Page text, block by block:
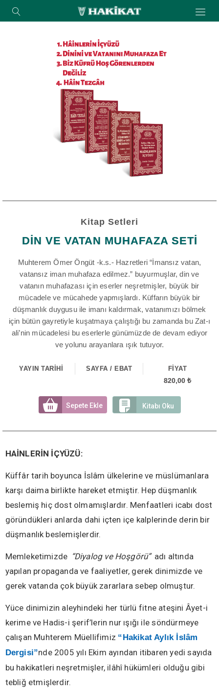
Kitap Setleri
DİN VE VATAN MUHAFAZA SETİ
Muhterem Ömer Öngüt -k.s.- Hazretleri “İmansız vatan,
vatansız iman muhafaza edilmez.” buyurmuşlar, din ve
vatanın muhafazası için eserler neşretmişler, büyük bir
mücadele ve mücahede yapmışlardı. Küffarın büyük bir
düşmanlık duygusu ile imanı kaldırmak, vatanımızı bölmek
için bütün gayretiyle kuşatmaya çalıştığı bu zamanda bu Zat-ı
ali’nin mücadelesi bu eserlerle günümüzde de devam ediyor
ve yolunu arayanlara ışık tutuyor.
YAYIN TARİHİ SAYFA / EBAT FİYAT
820,00 ₺
Sepete Ekle Kitabı Oku
HAİNLERİN İÇYÜZÜ:
Küffâr tarih boyunca İslâm ülkelerine ve müslümanlara
karşı daima birlikte hareket etmiştir. Hep düşmanlık
beslemiş hiç dost olmamışlardır. Menfaatleri icabı dost
göründükleri anlarda dahi içten içe kalplerinde derin bir
düşmanlık beslemişlerdir.
Memleketimizde “Diyalog ve Hoşgörü” adı altında
yapılan propaganda ve faaliyetler, gerek dinimizde ve
gerek vatanda çok büyük zararlara sebep olmuştur.
Yüce dinimizin aleyhindeki her türlü fitne ateşini Âyet-i
kerime ve Hadis-i şerif’lerin nur ışığı ile söndürmeye
çalışan Muhterem Müellifimiz “Hakikat Aylık İslâm
Dergisi”nde 2005 yılı Ekim ayından itibaren yedi sayıda
bu hakikatleri neşretmişler, ilâhî hükümleri olduğu gibi
tebliğ etmişlerdir.